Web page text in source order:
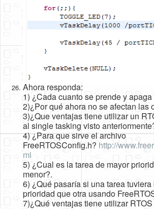
Ahora responda:
1) ¿Cada cuanto se prende y
2)¿Por qué ahora no se afectan las
3)¿Que ventajas tiene utilizar un
al single tasking visto
4) ¿Para que sirve el archivo
FreeRTOSConfig.h? http://
ml
5) ¿Cual es la tarea de mayor
menor?.
6) ¿Qué pasaría si una tarea
prioridad que otra usando
7)¿Qué ventajas tiene utilizar